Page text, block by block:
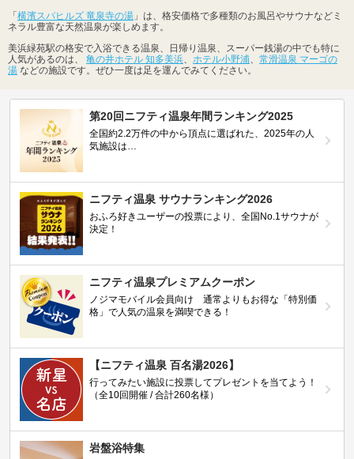
「横濱スパヒルズ 竜泉寺の湯 」は、格安価格で多種類のお風呂やサウナなどミ
ネラル豊富な天然温泉が楽しめます。
美浜緑苑駅の格安で入浴できる温泉、日帰り温泉、スーパー銭湯の中でも特に
人気があるのは、 亀の井ホテル 知多美浜 ホテル小野浦
常滑温泉 マーゴの
湯 などの施設です。ぜひ一度は足を運んでみてください。
第20回ニフティ温泉年間ランキング2025
全国約2.2万件の中から頂点に選ばれた、2025年の人
気施設は…
ニフティ温泉 サウナランキング2026
おふろ好きユーザーの投票により、全国No.1サウナが
決定！
ニフティ温泉プレミアムクーポン
ノジマモバイル会員向け 通常よりもお得な「特別価
格」で人気の温泉を満喫できる！
【ニフティ温泉 百名湯2026】
行ってみたい施設に投票してプレゼントを当てよう！
（全10回開催 / 合計260名様）
岩盤浴特集